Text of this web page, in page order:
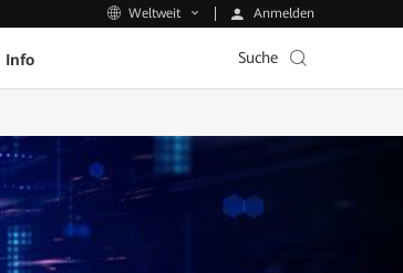
Weltweit Anmelden
Info Suche